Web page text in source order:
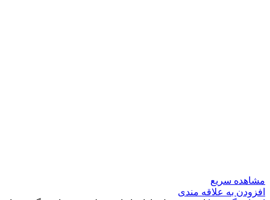
مشاهده سریع
افزودن به علاقه مندی